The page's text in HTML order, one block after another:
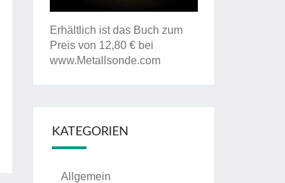
Erhältlich ist das Buch zum
Preis von 12,80 € bei
www.Metallsonde.com
KATEGORIEN
Allgemein